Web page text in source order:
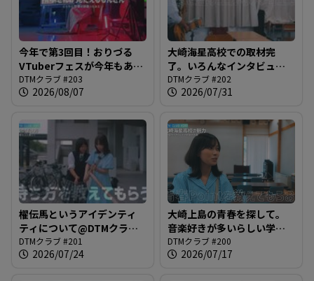
る
今年で第3回目！おりづる
VTuberフェスが今年もある
よ。@DTMクラブ #203
DTMクラブ #203
2026/08/07
大崎海星高校での取材完
了。いろんなインタビュー
を元に楽曲を完成させまし
ょうみなさん@DTMクラブ
DTMクラブ #202
2026/07/31
櫂伝馬というアイデンティ
ティについて@DTMクラブ
#201
DTMクラブ #201
2026/07/24
大崎上島の青春を探して。
音楽好きが多いらしい学内
を散策@DTMクラブ #200
DTMクラブ #200
2026/07/17